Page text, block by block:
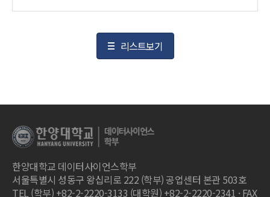
리스트보기
한양대학교 데이터사이언스학부
서울특별시 성동구 왕십리로 222 (학부) 공업센터 본관 503호
TEL (학부) +82-2-2220-3133 (대학원) +82-2-2220-2341 · FAX